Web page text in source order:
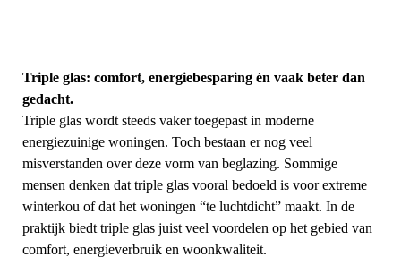
Triple glas: comfort, energiebesparing én vaak beter dan
gedacht.
Triple glas wordt steeds vaker toegepast in moderne
energiezuinige woningen. Toch bestaan er nog veel
misverstanden over deze vorm van beglazing. Sommige
mensen denken dat triple glas vooral bedoeld is voor extreme
winterkou of dat het woningen “te luchtdicht” maakt. In de
praktijk biedt triple glas juist veel voordelen op het gebied van
comfort, energieverbruik en woonkwaliteit.